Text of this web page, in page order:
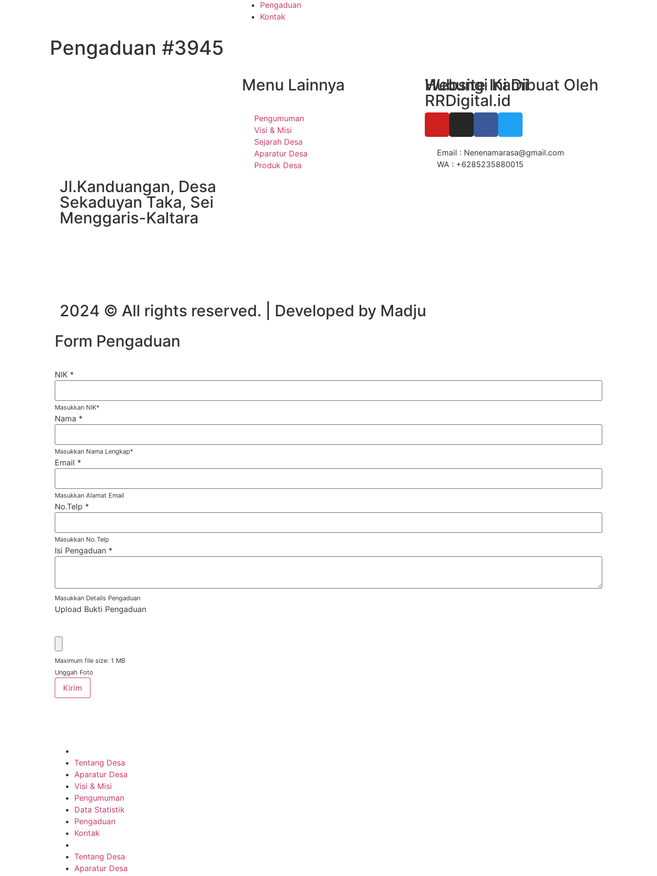
Pengaduan
Kontak
Pengaduan #3945
Jl.Kanduangan, Desa
Sekaduyan Taka, Sei
Menggaris-Kaltara
Menu Lainnya
Pengumuman
Visi & Misi
Sejarah Desa
Aparatur Desa
Produk Desa
Hubungi Kami
Email : Nenenamarasa@gmail.com
WA : +6285235880015
Website Ini Dibuat Oleh
RRDigital.id
2024 © All rights reserved. | Developed by Madju
Form Pengaduan
NIK *
Masukkan NIK*
Nama *
Masukkan Nama Lengkap*
Email *
Masukkan Alamat Email
No.Telp *
Masukkan No.Telp
Isi Pengaduan *
Masukkan Details Pengaduan
Upload Bukti Pengaduan
Maximum file size: 1 MB
Unggah Foto
Kirim
Tentang Desa
Aparatur Desa
Visi & Misi
Pengumuman
Data Statistik
Pengaduan
Kontak
Tentang Desa
Aparatur Desa